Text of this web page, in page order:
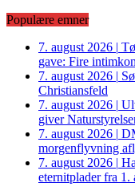
Populære emner
7. august 2026 |
gave: Fire
7. august 2026 |
Christiansfeld
7. august 2026 |
giver
7. august 2026 |
morgenflyvning
7. august 2026 |
eternitplader fra 1.